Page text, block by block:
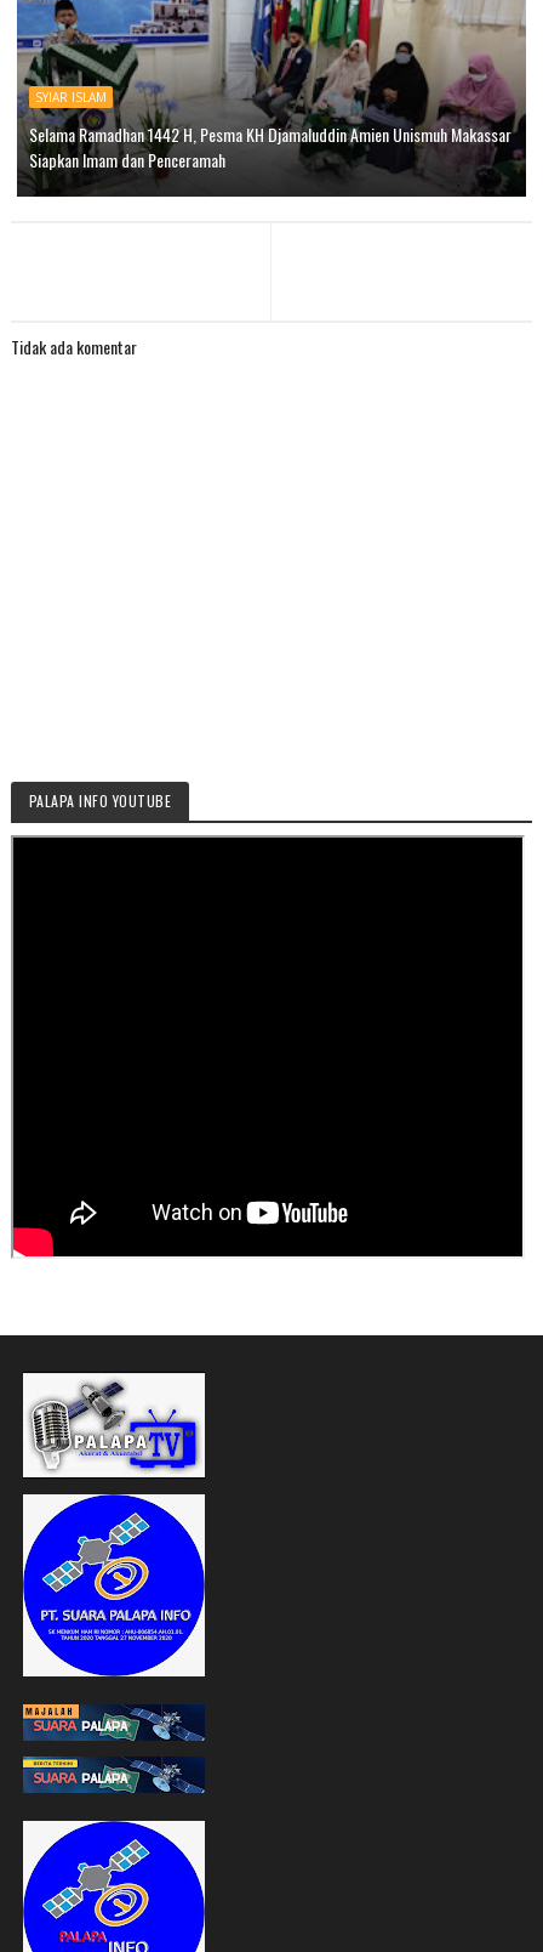
SYIAR ISLAM
Selama Ramadhan 1442 H, Pesma KH Djamaluddin Amien Unismuh Makassar
Siapkan Imam dan Penceramah
Tidak ada komentar
PALAPA INFO YOUTUBE